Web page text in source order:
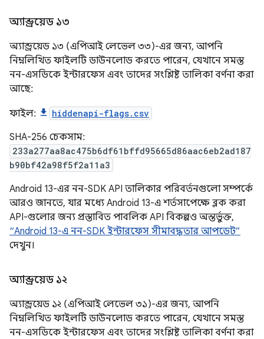
অ্যান্ড্রয়েড ১৩
অ্যান্ড্রয়েড ১৩ (এপিআই লেভেল ৩৩)-এর জন্য, আপনি
নিম্নলিখিত ফাইলটি ডাউনলোড করতে পারেন, যেখানে সমস্ত
নন-এসডিকে ইন্টারফেস এবং তাদের সংশ্লিষ্ট তালিকা বর্ণনা করা
আছে:
ফাইল: hiddenapi-flags.csv
SHA-256 চেকসাম:
233a277aa8ac475b6df61bffd95665d86aac6eb2ad187
b90bf42a98f5f2a11a3
Android 13-এর নন-SDK API তালিকার পরিবর্তনগুলো সম্পর্কে
আরও জানতে, যার মধ্যে Android 13-এ শর্তসাপেক্ষে ব্লক করা
API-গুলোর জন্য প্রস্তাবিত পাবলিক API বিকল্পও অন্তর্ভুক্ত,
“Android 13-এ নন-SDK ইন্টারফেস সীমাবদ্ধতার আপডেট”
দেখুন।
অ্যান্ড্রয়েড ১২
অ্যান্ড্রয়েড ১২ (এপিআই লেভেল ৩১)-এর জন্য, আপনি
নিম্নলিখিত ফাইলটি ডাউনলোড করতে পারেন, যেখানে সমস্ত
নন-এসডিকে ইন্টারফেস এবং তাদের সংশ্লিষ্ট তালিকা বর্ণনা করা